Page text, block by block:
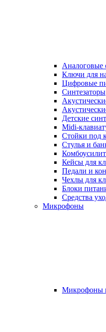
Аналоговые
Ключи для
Цифровые
Синтезаторы
Детские
Midi-
Стойки под
Стулья и
Кейсы для
Педали и
Чехлы для
Блоки
Средства
Микрофоны
Микрофоны